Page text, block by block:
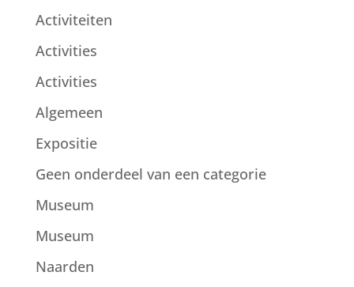
Activiteiten
Activities
Activities
Algemeen
Expositie
Geen onderdeel van een categorie
Museum
Museum
Naarden